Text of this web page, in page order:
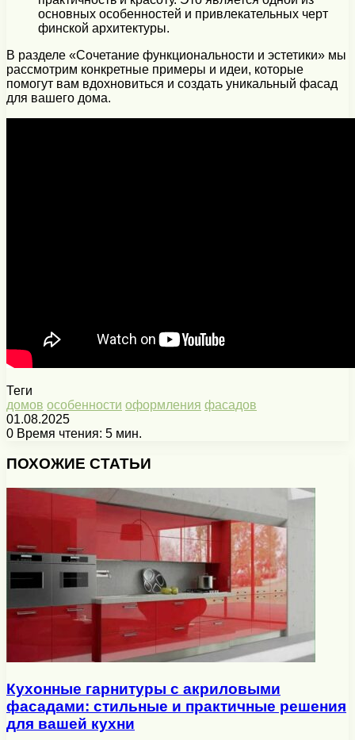
основных особенностей и привлекательных черт
финской архитектуры.
В разделе «Сочетание функциональности и эстетики» мы
рассмотрим конкретные примеры и идеи, которые
помогут вам вдохновиться и создать уникальный фасад
для вашего дома.
Теги
домов особенности оформления фасадов
01.08.2025
0 Время чтения: 5 мин.
ПОХОЖИЕ СТАТЬИ
Кухонные гарнитуры с акриловыми
фасадами: стильные и практичные решения
для вашей кухни